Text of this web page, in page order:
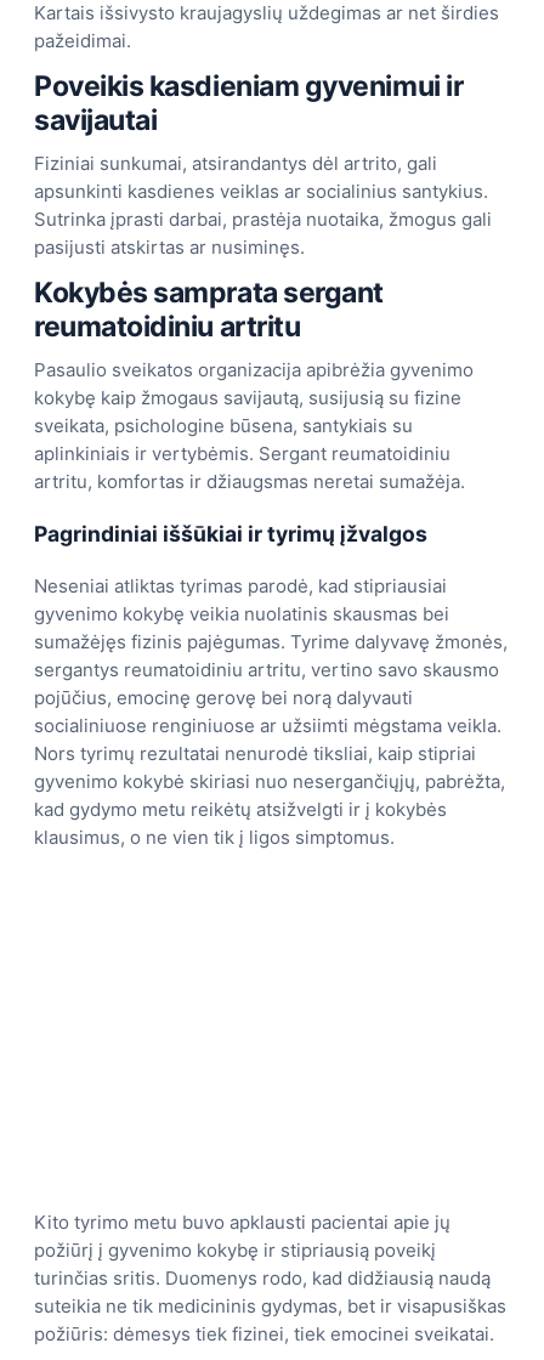
Kartais išsivysto kraujagyslių uždegimas ar net širdies
pažeidimai.
Poveikis kasdieniam gyvenimui ir
savijautai
Fiziniai sunkumai, atsirandantys dėl artrito, gali
apsunkinti kasdienes veiklas ar socialinius santykius.
Sutrinka įprasti darbai, prastėja nuotaika, žmogus gali
pasijusti atskirtas ar nusiminęs.
Kokybės samprata sergant
reumatoidiniu artritu
Pasaulio sveikatos organizacija apibrėžia gyvenimo
kokybę kaip žmogaus savijautą, susijusią su fizine
sveikata, psichologine būsena, santykiais su
aplinkiniais ir vertybėmis. Sergant reumatoidiniu
artritu, komfortas ir džiaugsmas neretai sumažėja.
Pagrindiniai iššūkiai ir tyrimų įžvalgos
Neseniai atliktas tyrimas parodė, kad stipriausiai
gyvenimo kokybę veikia nuolatinis skausmas bei
sumažėjęs fizinis pajėgumas. Tyrime dalyvavę žmonės,
sergantys reumatoidiniu artritu, vertino savo skausmo
pojūčius, emocinę gerovę bei norą dalyvauti
socialiniuose renginiuose ar užsiimti mėgstama veikla.
Nors tyrimų rezultatai nenurodė tiksliai, kaip stipriai
gyvenimo kokybė skiriasi nuo nesergančiųjų, pabrėžta,
kad gydymo metu reikėtų atsižvelgti ir į kokybės
klausimus, o ne vien tik į ligos simptomus.
Kito tyrimo metu buvo apklausti pacientai apie jų
požiūrį į gyvenimo kokybę ir stipriausią poveikį
turinčias sritis. Duomenys rodo, kad didžiausią naudą
suteikia ne tik medicininis gydymas, bet ir visapusiškas
požiūris: dėmesys tiek fizinei, tiek emocinei sveikatai.